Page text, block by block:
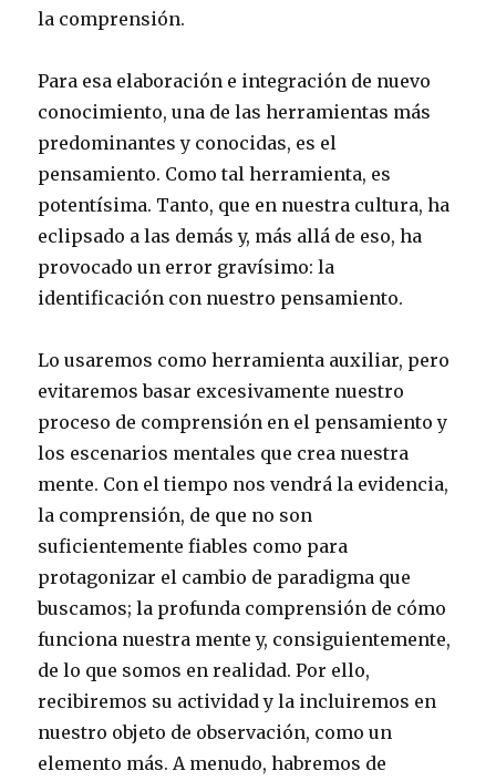
la comprensión.
Para esa elaboración e integración de nuevo
conocimiento, una de las herramientas más
predominantes y conocidas, es el
pensamiento. Como tal herramienta, es
potentísima. Tanto, que en nuestra cultura, ha
eclipsado a las demás y, más allá de eso, ha
provocado un error gravísimo: la
identificación con nuestro pensamiento.
Lo usaremos como herramienta auxiliar, pero
evitaremos basar excesivamente nuestro
proceso de comprensión en el pensamiento y
los escenarios mentales que crea nuestra
mente. Con el tiempo nos vendrá la evidencia,
la comprensión, de que no son
suficientemente fiables como para
protagonizar el cambio de paradigma que
buscamos; la profunda comprensión de cómo
funciona nuestra mente y, consiguientemente,
de lo que somos en realidad. Por ello,
recibiremos su actividad y la incluiremos en
nuestro objeto de observación, como un
elemento más. A menudo, habremos de